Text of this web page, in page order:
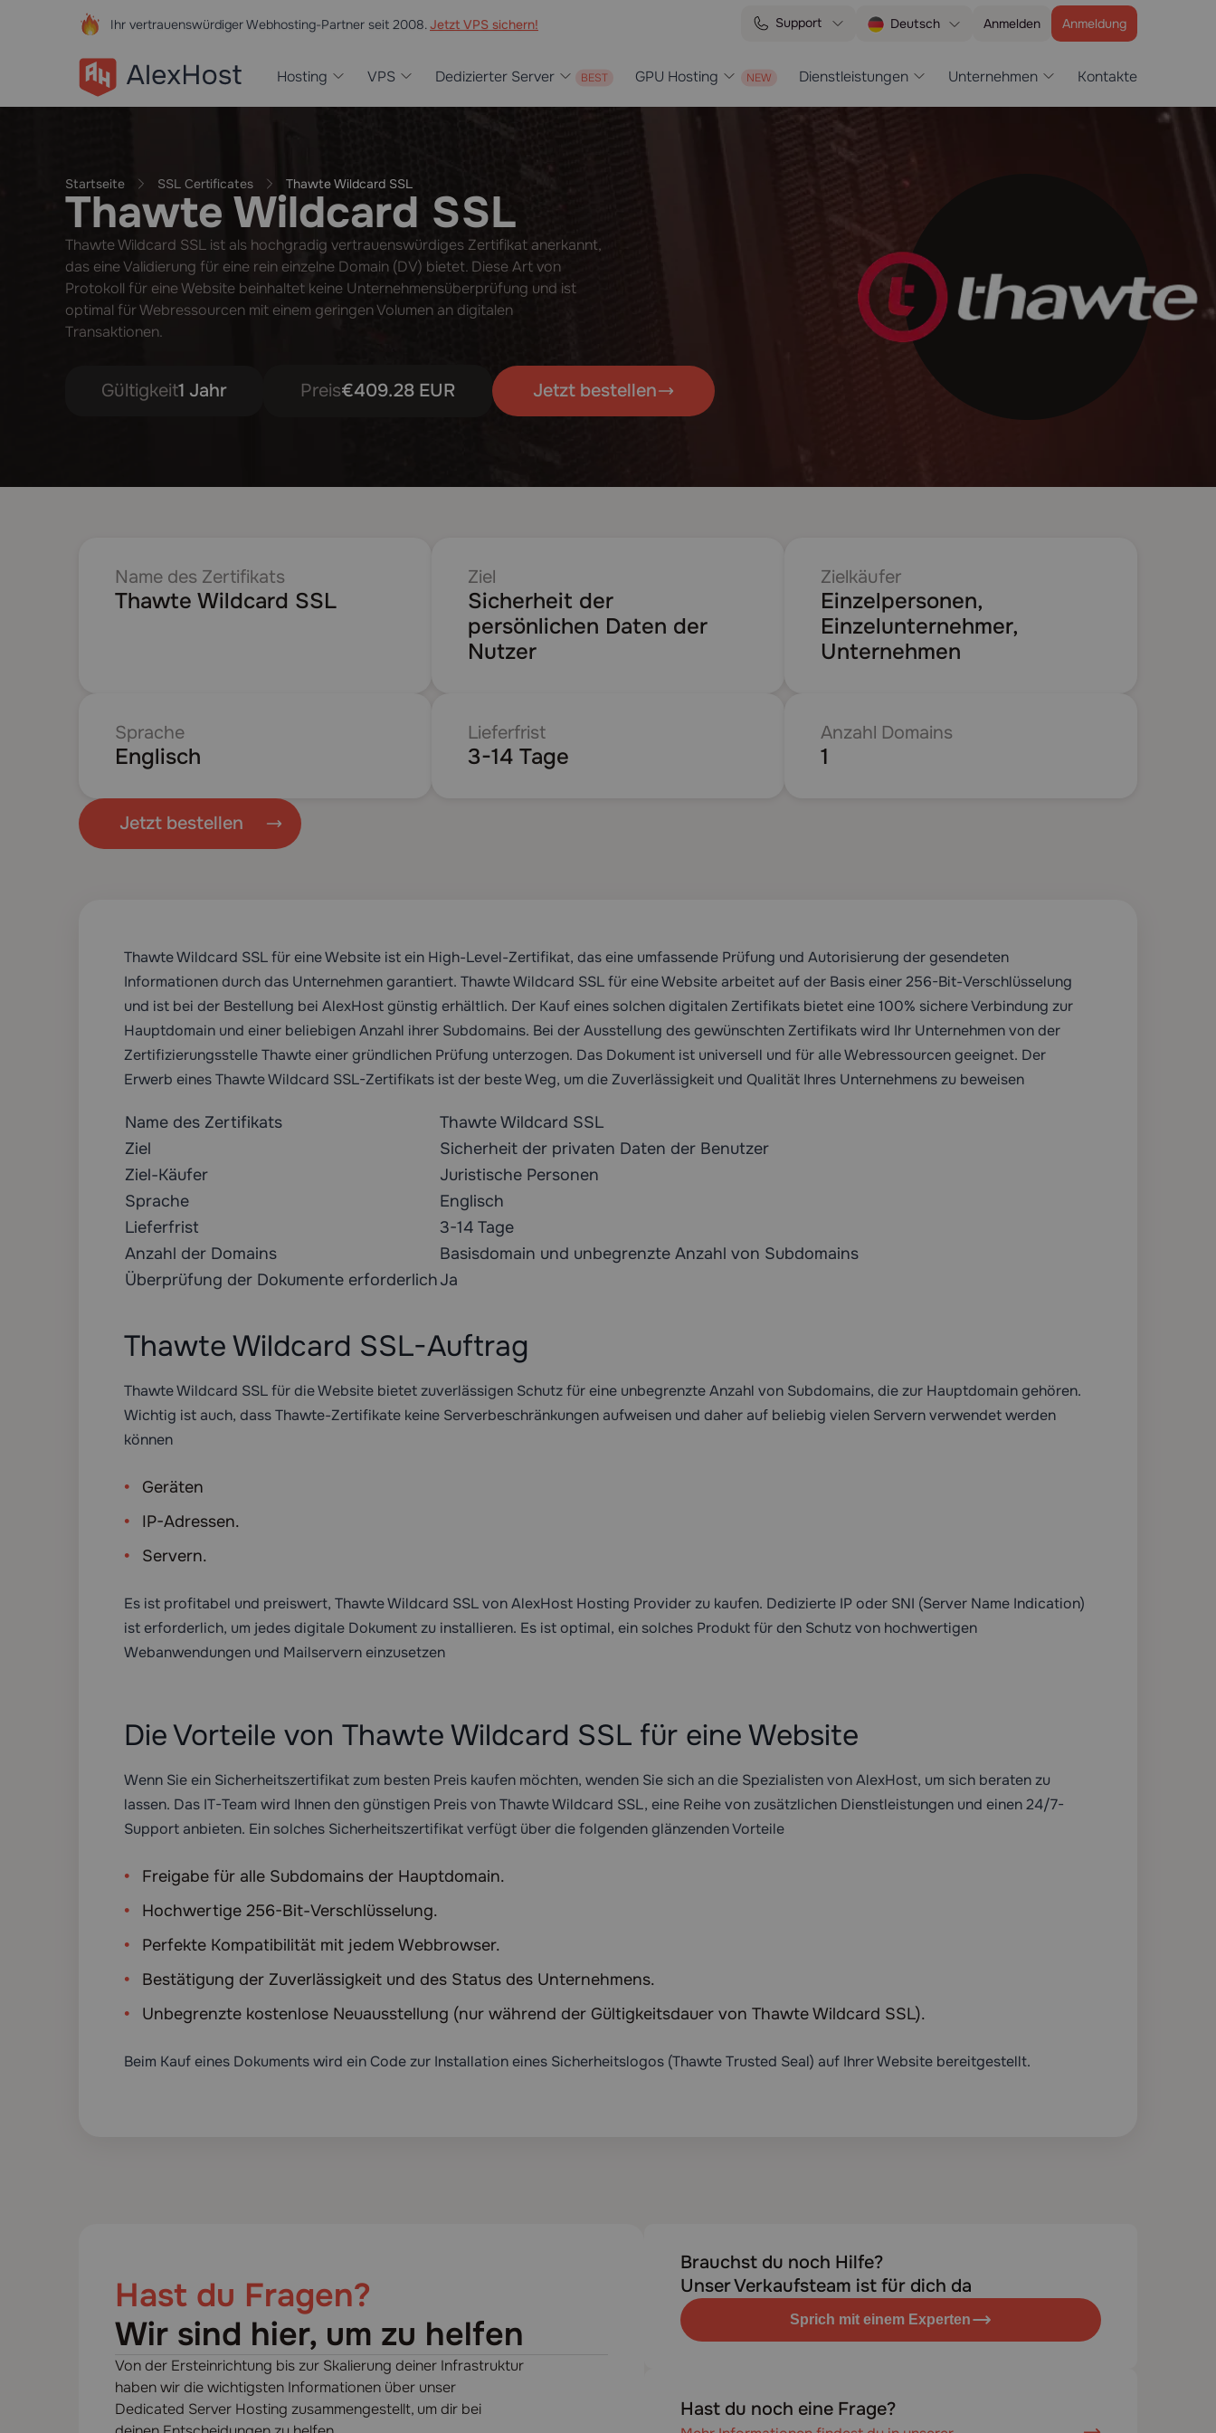
Ihr vertrauenswürdiger Webhosting-Partner seit 2008.Jetzt VPS sichern! Support Deutsch Anmelden Anmeldung
Hosting VPS Dedizierter Server GPU Hosting Dienstleistungen Unternehmen Kontakte
Startseite SSL Certificates Thawte Wildcard SSL
Thawte Wildcard SSL
Thawte Wildcard SSL ist als hochgradig vertrauenswürdiges Zertifikat anerkannt,
das eine Validierung für eine rein einzelne Domain (DV) bietet. Diese Art von
Protokoll für eine Website beinhaltet keine Unternehmensüberprüfung und ist
optimal für Webressourcen mit einem geringen Volumen an digitalen
Transaktionen.
Gültigkeit1 Jahr Preis€409.28 EUR Jetzt bestellen
Name des Zertifikats
Thawte Wildcard SSL
Ziel
Sicherheit der
persönlichen Daten der
Nutzer
Zielkäufer
Einzelpersonen,
Einzelunternehmer,
Unternehmen
Sprache
Englisch
Lieferfrist
3-14 Tage
Anzahl Domains
1
Jetzt bestellen
Thawte Wildcard SSL für eine Website ist ein High-Level-Zertifikat, das eine umfassende Prüfung und Autorisierung der gesendeten
Informationen durch das Unternehmen garantiert. Thawte Wildcard SSL für eine Website arbeitet auf der Basis einer 256-Bit-Verschlüsselung
und ist bei der Bestellung bei AlexHost günstig erhältlich. Der Kauf eines solchen digitalen Zertifikats bietet eine 100% sichere Verbindung zur
Hauptdomain und einer beliebigen Anzahl ihrer Subdomains. Bei der Ausstellung des gewünschten Zertifikats wird Ihr Unternehmen von der
Zertifizierungsstelle Thawte einer gründlichen Prüfung unterzogen. Das Dokument ist universell und für alle Webressourcen geeignet. Der
Erwerb eines Thawte Wildcard SSL-Zertifikats ist der beste Weg, um die Zuverlässigkeit und Qualität Ihres Unternehmens zu beweisen
Name des Zertifikats
Thawte Wildcard SSL
Ziel
Sicherheit der privaten Daten der Benutzer
Ziel-Käufer
Juristische Personen
Sprache
Englisch
Lieferfrist
3-14 Tage
Anzahl der Domains
Basisdomain und unbegrenzte Anzahl von Subdomains
Überprüfung der Dokumente erforderlichJa
Thawte Wildcard SSL-Auftrag
Thawte Wildcard SSL für die Website bietet zuverlässigen Schutz für eine unbegrenzte Anzahl von Subdomains, die zur Hauptdomain gehören.
Wichtig ist auch, dass Thawte-Zertifikate keine Serverbeschränkungen aufweisen und daher auf beliebig vielen Servern verwendet werden
können
Geräten
IP-Adressen.
Servern.
Es ist profitabel und preiswert, Thawte Wildcard SSL von AlexHost Hosting Provider zu kaufen. Dedizierte IP oder SNI (Server Name Indication)
ist erforderlich, um jedes digitale Dokument zu installieren. Es ist optimal, ein solches Produkt für den Schutz von hochwertigen
Webanwendungen und Mailservern einzusetzen
Die Vorteile von Thawte Wildcard SSL für eine Website
Wenn Sie ein Sicherheitszertifikat zum besten Preis kaufen möchten, wenden Sie sich an die Spezialisten von AlexHost, um sich beraten zu
lassen. Das IT-Team wird Ihnen den günstigen Preis von Thawte Wildcard SSL, eine Reihe von zusätzlichen Dienstleistungen und einen 24/7-
Support anbieten. Ein solches Sicherheitszertifikat verfügt über die folgenden glänzenden Vorteile
Freigabe für alle Subdomains der Hauptdomain.
Hochwertige 256-Bit-Verschlüsselung.
Perfekte Kompatibilität mit jedem Webbrowser.
Bestätigung der Zuverlässigkeit und des Status des Unternehmens.
Unbegrenzte kostenlose Neuausstellung (nur während der Gültigkeitsdauer von Thawte Wildcard SSL).
Beim Kauf eines Dokuments wird ein Code zur Installation eines Sicherheitslogos (Thawte Trusted Seal) auf Ihrer Website bereitgestellt.
Hast du Fragen?
Wir sind hier, um zu helfen
Von der Ersteinrichtung bis zur Skalierung deiner Infrastruktur
haben wir die wichtigsten Informationen über unser
Dedicated Server Hosting zusammengestellt, um dir bei
Brauchst du noch Hilfe?
Unser Verkaufsteam ist für dich da
Sprich mit einem Experten
Hast du noch eine Frage?